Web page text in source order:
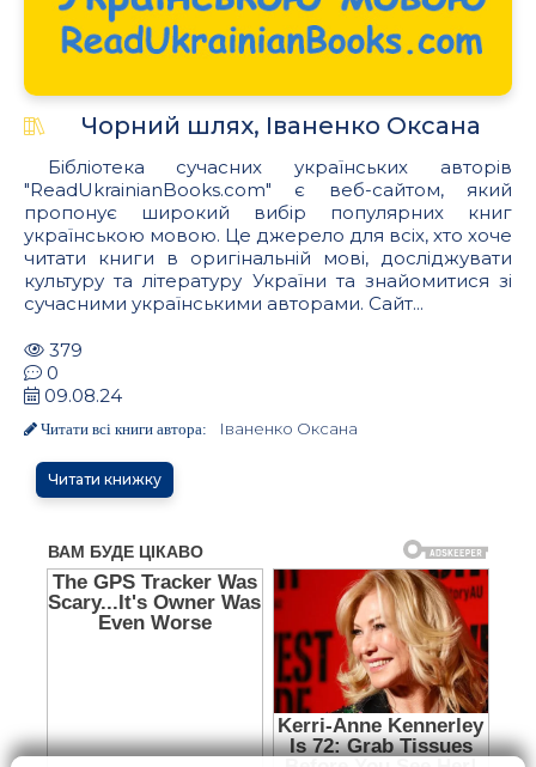
Чорний шлях, Іваненко Оксана
Бібліотека сучасних українських авторів
"ReadUkrainianBooks.com" є веб-сайтом, який
пропонує широкий вибір популярних книг
українською мовою. Це джерело для всіх, хто хоче
читати книги в оригінальній мові, досліджувати
культуру та літературу України та знайомитися зі
сучасними українськими авторами. Сайт...
379
0
09.08.24
Читати всі книги автора: Іваненко Оксана
Читати книжку